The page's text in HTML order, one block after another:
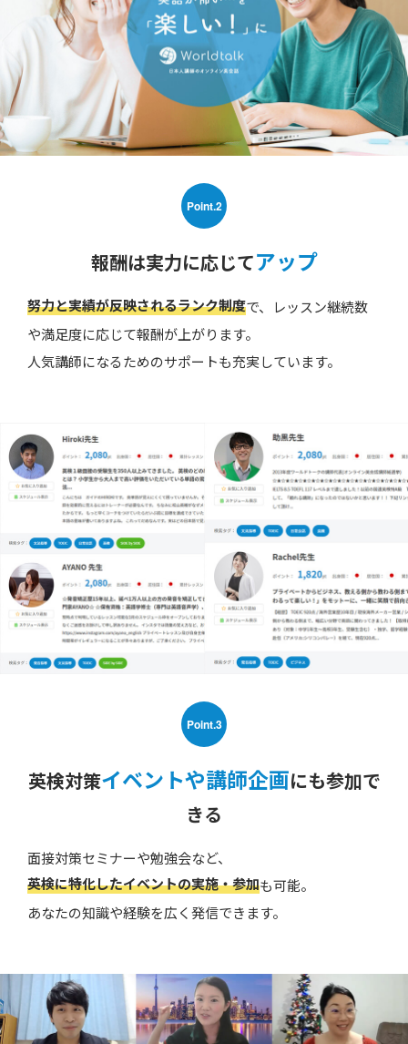
Point.2
報酬は実力に応じてアップ
努力と実績が反映されるランク制度で、レッスン継続数
や満足度に応じて報酬が上がります。
人気講師になるためのサポートも充実しています。
Point.3
英検対策イベントや講師企画にも参加で
きる
面接対策セミナーや勉強会など、
英検に特化したイベントの実施・参加も可能。
あなたの知識や経験を広く発信できます。